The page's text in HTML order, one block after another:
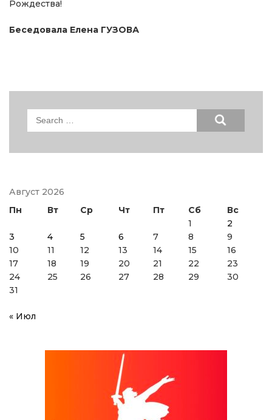
Рождества!
Беседовала Елена ГУЗОВА
Search
Август 2026
Пн
Вт Ср Чт Пт Сб
Вс
1
2
3
4 5 6 7 8
9
10
11 12 13 14 15
16
17
18 19 20 21 22
23
24
25 26 27 28 29
30
31
« Июл